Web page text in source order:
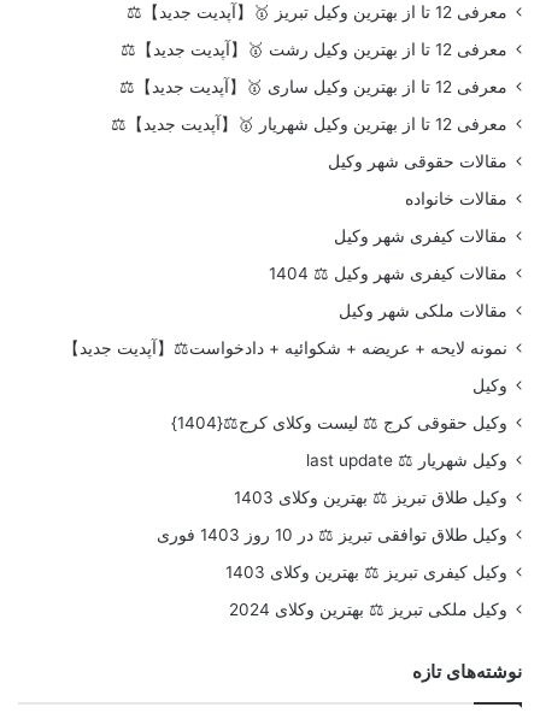
معرفی 12 تا از بهترین وکیل تبریز 🥇【آپدیت جدید】⚖️
معرفی 12 تا از بهترین وکیل رشت 🥇【آپدیت جدید】⚖️
معرفی 12 تا از بهترین وکیل ساری 🥇【آپدیت جدید】⚖️
معرفی 12 تا از بهترین وکیل شهریار 🥇【آپدیت جدید】⚖️
مقالات حقوقی شهر وکیل
مقالات خانواده
مقالات کیفری شهر وکیل
مقالات کیفری شهر وکیل ⚖️ 1404
مقالات ملکی شهر وکیل
نمونه لایحه + عریضه + شکوائیه + دادخواست⚖️【آپدیت جدید】
وکیل
وکیل حقوقی کرج ⚖️ لیست وکلای کرج⚖️{1404}
وکیل شهریار ⚖️ last update
وکیل طلاق تبریز ⚖️ بهترین وکلای 1403
وکیل طلاق توافقی تبریز ⚖️ در 10 روز 1403 فوری
وکیل کیفری تبریز ⚖️ بهترین وکلای 1403
وکیل ملکی تبریز ⚖️ بهترین وکلای 2024
نوشته‌های تازه